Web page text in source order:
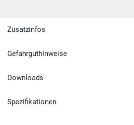
Zusatzinfos
Gefahrguthinweise
Downloads
Spezifikationen